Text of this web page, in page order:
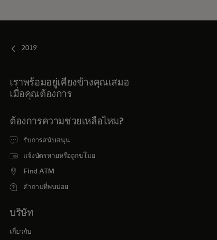
2019
เราพร้อมอยู่เคียงข้างคุณเสมอ
เมื่อคุณต้องการ
ต้องการความช่วยเหลือไหม?
รับการสนับสนุน
แจ้งบัตรหายหรือถูกขโมย
Find ATM
คำถามที่พบบ่อย
บริษัท
เกี่ยวกับ